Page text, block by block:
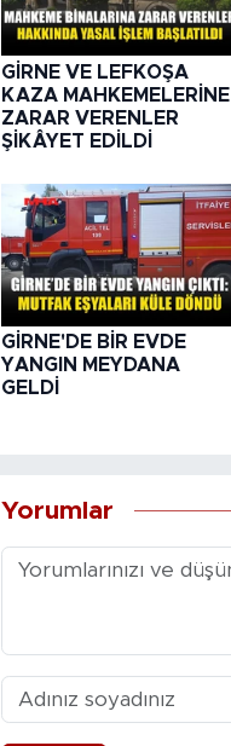
GİRNE VE LEFKOŞA
KAZA MAHKEMELERİNE
ZARAR VERENLER
ŞİKÂYET EDİLDİ
GİRNE'DE BİR EVDE
YANGIN MEYDANA
GELDİ
Yorumlar